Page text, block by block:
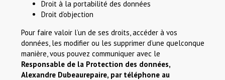
Droit à la portabilité des données
Droit d’objection
Pour faire valoir l’un de ses droits, accéder à vos
données, les modifier ou les supprimer d’une quelconque
manière, vous pouvez communiquer avec le
Responsable de la Protection des données,
Alexandre Dubeaurepaire, par téléphone au